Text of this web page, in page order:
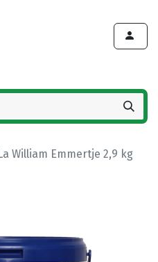
William Emmertje 2,9 kg